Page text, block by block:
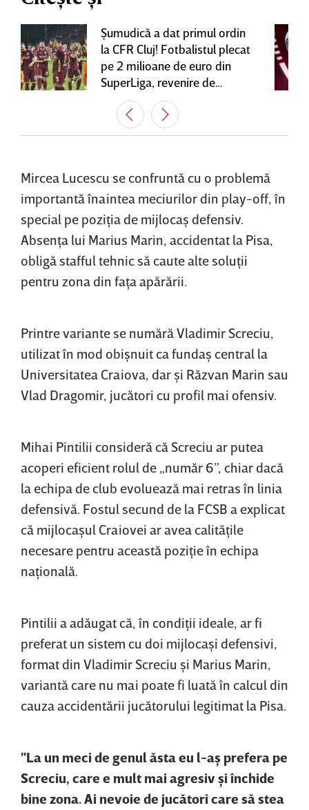
Şumudică a dat primul ordin
la CFR Cluj! Fotbalistul plecat
pe 2 milioane de euro din
SuperLiga, revenire de
senzaţie în Gruia
Mircea Lucescu se confruntă cu o problemă
importantă înaintea meciurilor din play-off, în
special pe poziţia de mijlocaş defensiv.
Absenţa lui Marius Marin, accidentat la Pisa,
obligă stafful tehnic să caute alte soluţii
pentru zona din faţa apărării.
Printre variante se numără Vladimir Screciu,
utilizat în mod obişnuit ca fundaş central la
Universitatea Craiova, dar şi Răzvan Marin sau
Vlad Dragomir, jucători cu profil mai ofensiv.
Mihai Pintilii consideră că Screciu ar putea
acoperi eficient rolul de „număr 6”, chiar dacă
la echipa de club evoluează mai retras în linia
defensivă. Fostul secund de la FCSB a explicat
că mijlocaşul Craiovei ar avea calităţile
necesare pentru această poziţie în echipa
naţională.
Pintilii a adăugat că, în condiţii ideale, ar fi
preferat un sistem cu doi mijlocaşi defensivi,
format din Vladimir Screciu şi Marius Marin,
variantă care nu mai poate fi luată în calcul din
cauza accidentării jucătorului legitimat la Pisa.
"La un meci de genul ăsta eu l-aş prefera pe
Screciu, care e mult mai agresiv şi închide
bine zona. Ai nevoie de jucători care să stea